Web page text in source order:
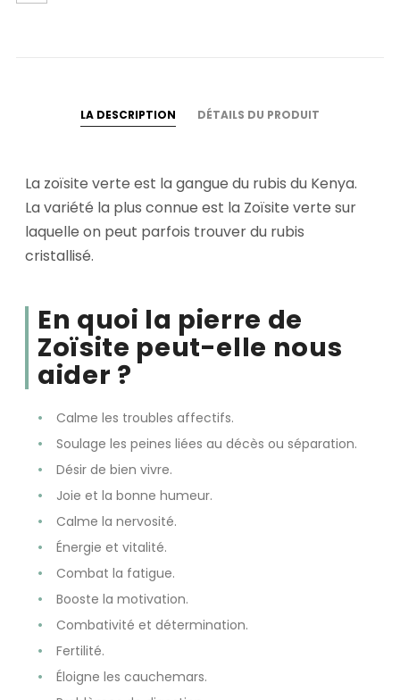
LA DESCRIPTION DÉTAILS DU PRODUIT
La zoïsite verte est la gangue du rubis du Kenya.
La variété la plus connue est la Zoïsite verte sur
laquelle on peut parfois trouver du rubis
cristallisé.
En quoi la pierre de
Zoïsite peut-elle nous
aider ?
Calme les troubles affectifs.
Soulage les peines liées au décès ou séparation.
Désir de bien vivre.
Joie et la bonne humeur.
Calme la nervosité.
Énergie et vitalité.
Combat la fatigue.
Booste la motivation.
Combativité et détermination.
Fertilité.
Éloigne les cauchemars.